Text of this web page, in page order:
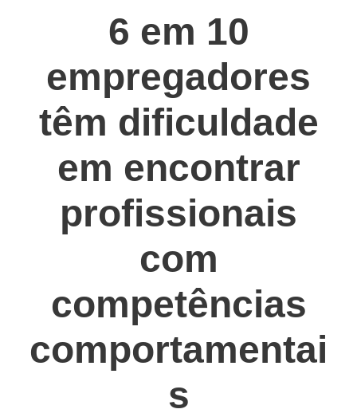
6 em 10
empregadores
têm dificuldade
em encontrar
profissionais
com
competências
comportamentai
s